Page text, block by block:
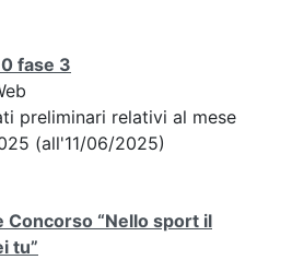
fase 3
preliminari relativi al mese
(all'11/06/2025)
Concorso “Nello sport il
tu”